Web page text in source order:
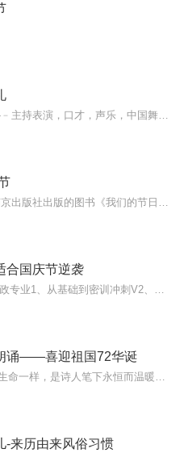
合国庆节逆袭
诵——喜迎祖国72华诞
-来历由来风俗习惯